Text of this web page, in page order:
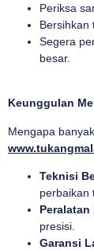
Periksa
Bersihkan
Segera
besar.
Keunggulan
Mengapa
Teknisi
perbaikan
Peralatan
presisi.
Garansi